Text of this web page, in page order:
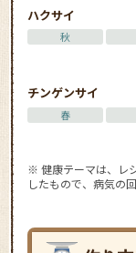
ハクサイ
秋
チンゲンサイ
春
※ 健康テーマは、レ
したもので、病気の